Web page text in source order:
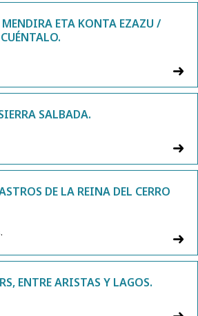
ETA KONTA EZAZU /
SALBADA.
DE LA REINA DEL CERRO
ENTRE ARISTAS Y LAGOS.